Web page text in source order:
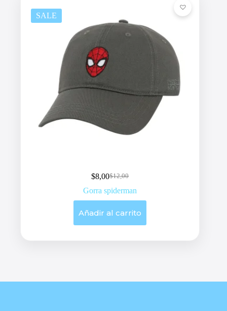
SALE
$12,00
Original
price
$8,00Current
price
Gorra spiderman
Añadir al carrito